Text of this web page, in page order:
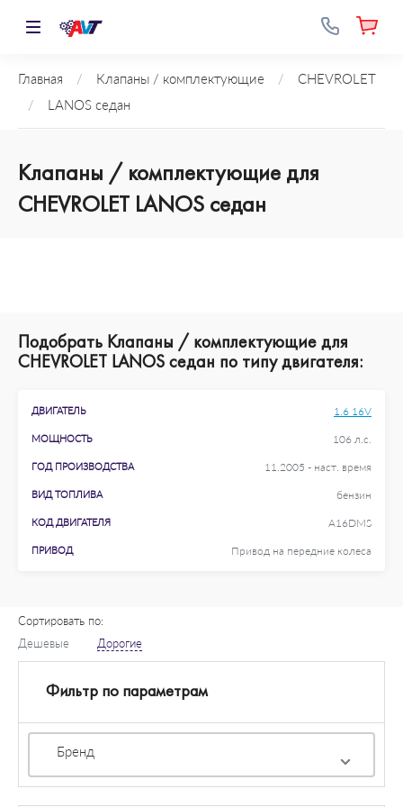
Главная / Клапаны / комплектующие /
CHEVROLET
/
LANOS седан
Клапаны / комплектующие для
CHEVROLET LANOS седан
Подобрать Клапаны / комплектующие для
CHEVROLET LANOS седан по типу двигателя:
ДВИГАТЕЛЬ 1.6 16V
МОЩНОСТЬ 106 л.с.
ГОД ПРОИЗВОДСТВА 11.2005 - наст. время
ВИД ТОПЛИВА бензин
КОД ДВИГАТЕЛЯ A16DMS
ПРИВОД Привод на передние колеса
Сортировать по:
Дешевые
Дорогие
Фильтр по параметрам
Бренд